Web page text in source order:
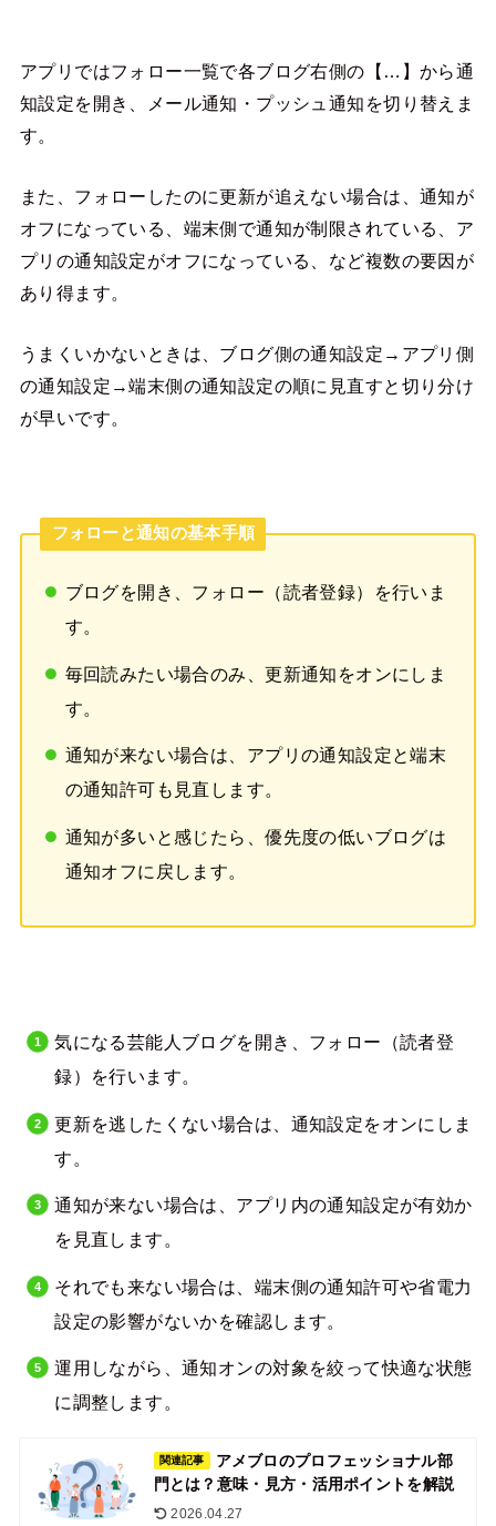
アプリではフォロー一覧で各ブログ右側の【…】から通
知設定を開き、メール通知・プッシュ通知を切り替えま
す。
また、フォローしたのに更新が追えない場合は、通知が
オフになっている、端末側で通知が制限されている、ア
プリの通知設定がオフになっている、など複数の要因が
あり得ます。
うまくいかないときは、ブログ側の通知設定→アプリ側
の通知設定→端末側の通知設定の順に見直すと切り分け
が早いです。
フォローと通知の基本手順
ブログを開き、フォロー（読者登録）を行いま
す。
毎回読みたい場合のみ、更新通知をオンにしま
す。
通知が来ない場合は、アプリの通知設定と端末
の通知許可も見直します。
通知が多いと感じたら、優先度の低いブログは
通知オフに戻します。
気になる芸能人ブログを開き、フォロー（読者登
録）を行います。
更新を逃したくない場合は、通知設定をオンにしま
す。
通知が来ない場合は、アプリ内の通知設定が有効か
を見直します。
それでも来ない場合は、端末側の通知許可や省電力
設定の影響がないかを確認します。
運用しながら、通知オンの対象を絞って快適な状態
に調整します。
関連記事
アメブロのプロフェッショナル部
門とは？意味・見方・活用ポイントを解説
2026.04.27